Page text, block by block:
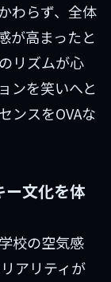
わらず、全体
が高まったと
リズムが心
ンを笑いへと
ンスをOVAな
文化を体
校の空気感
アリティが